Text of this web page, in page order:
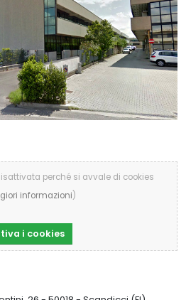
perché si avvale di cookies
informazioni)
i cookies